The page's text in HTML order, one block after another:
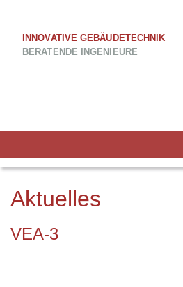
INNOVATIVE GEBÄUDETECHNIK
BERATENDE INGENIEURE
Aktuelles
VEA-3